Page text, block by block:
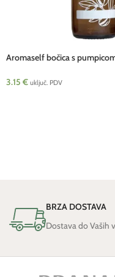
Aromaself bočica s
3.15 € uključ. PDV
BRZA DOSTAVA
Dostava do Vaših